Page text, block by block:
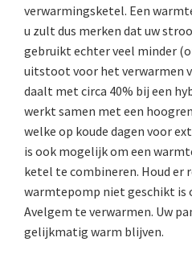
verwarmingsketel. Een
u zult dus merken dat uw
gebruikt echter veel minder
uitstoot voor het verwarmen
daalt met circa 40% bij een
werkt samen met een
welke op koude dagen voor
is ook mogelijk om een
ketel te combineren. Houd er
warmtepomp niet geschikt is
Avelgem te verwarmen. Uw
gelijkmatig warm blijven.